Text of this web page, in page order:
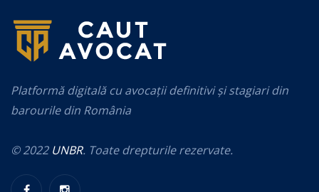
Platformă digitală cu avocații definitivi și stagiari din
barourile din România
© 2022 UNBR. Toate drepturile rezervate.